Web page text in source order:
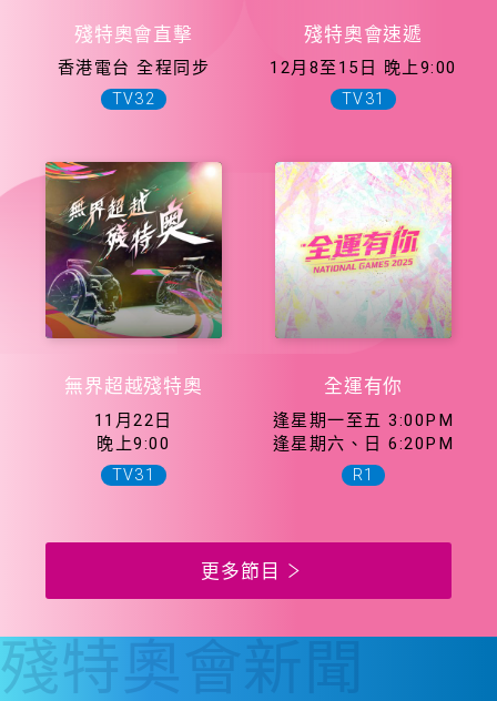
殘特奧會直擊
香港電台 全程同步
TV32
殘特奧會速遞
12月8至15日 晚上9:00
TV31
無界超越殘特奧
11月22日
晚上9:00
TV31
全運有你
逢星期一至五 3:00PM
逢星期六、日 6:20PM
R1
更多節目
殘特奧會